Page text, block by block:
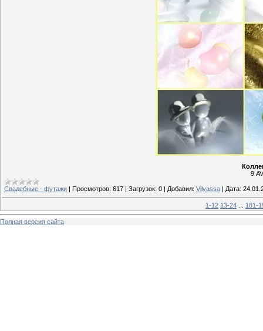
9
Свадебные - футажи | Просмотров: 617 | Загрузок: 0 | Добавил: Vilyassa | Дата:
1-12 13-24 181-
Полная версия сайта